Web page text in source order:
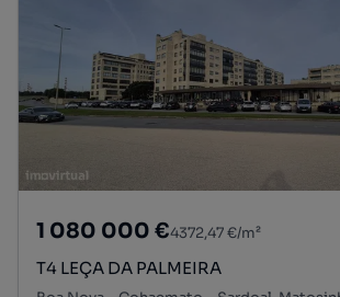
1 080 000 €4372,47 €/m²
T4 LEÇA DA PALMEIRA